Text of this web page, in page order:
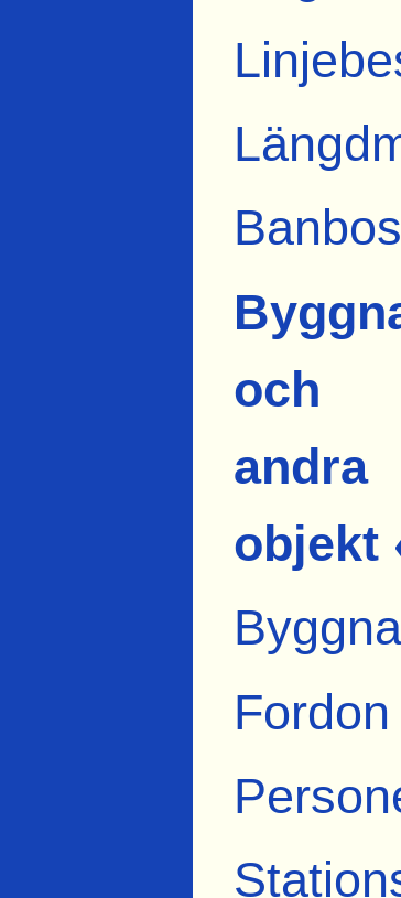
och
andra
objekt
Fordon